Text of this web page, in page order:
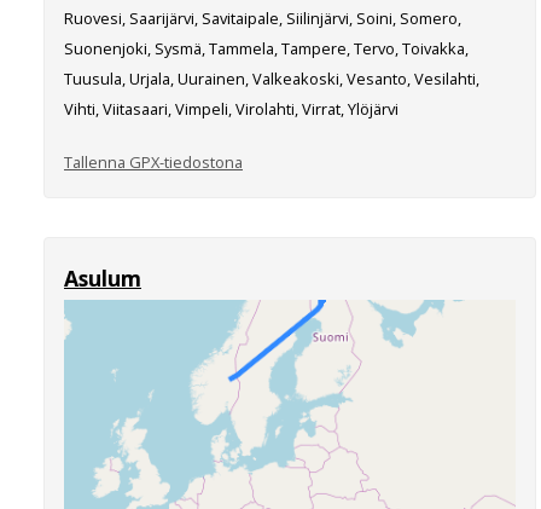
Ruovesi, Saarijärvi, Savitaipale, Siilinjärvi, Soini, Somero,
Suonenjoki, Sysmä, Tammela, Tampere, Tervo, Toivakka,
Tuusula, Urjala, Uurainen, Valkeakoski, Vesanto, Vesilahti,
Vihti, Viitasaari, Vimpeli, Virolahti, Virrat, Ylöjärvi
Tallenna GPX-tiedostona
Asulum